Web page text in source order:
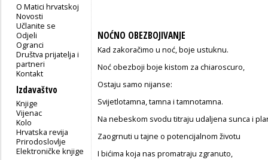
O Matici hrvatskoj
Novosti
Učlanite se
Odjeli
Ogranci
Društva prijatelja i
partneri
Kontakt
Izdavaštvo
Knjige
Vijenac
Kolo
Hrvatska revija
Prirodoslovlje
Elektroničke knjige
NOĆNO OBEZBOJIVANJE
Kad zakoračimo u noć, boje ustuknu.
Noć obezboji boje kistom za chiaroscuro,
Ostaju samo nijanse:
Svijetlotamna, tamna i tamnotamna.
Na nebeskom svodu titraju udaljena sunca i
Zaogrnuti u tajne o potencijalnom životu
I bićima koja nas promatraju zgranuto,